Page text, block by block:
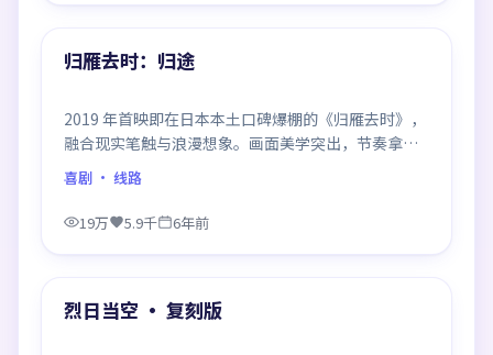
热门
归雁去时：归途
2019 年首映即在日本本土口碑爆棚的《归雁去时》，
融合现实笔触与浪漫想象。画面美学突出，节奏拿捏
到位，是当年话题度居高不下的代表作。
喜剧 · 线路
19万 5.9千 6年前
热门
烈日当空 · 复刻版